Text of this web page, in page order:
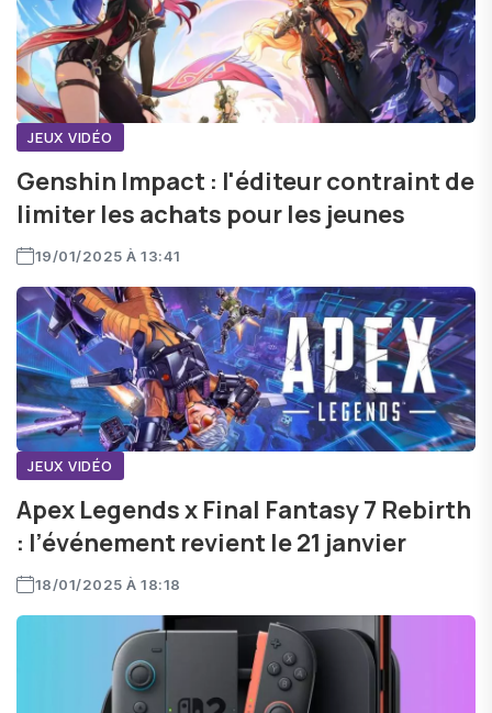
JEUX VIDÉO
Genshin Impact : l'éditeur contraint de
limiter les achats pour les jeunes
19/01/2025 À 13:41
JEUX VIDÉO
Apex Legends x Final Fantasy 7 Rebirth
: l’événement revient le 21 janvier
18/01/2025 À 18:18